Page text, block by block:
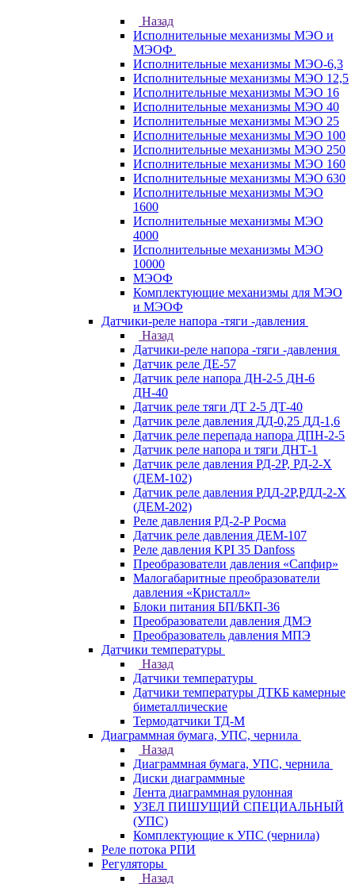
Назад
Исполнительные механизмы МЭО и
МЭОФ
Исполнительные механизмы МЭО-6,3
Исполнительные механизмы МЭО 12,5
Исполнительные механизмы МЭО 16
Исполнительные механизмы МЭО 40
Исполнительные механизмы МЭО 25
Исполнительные механизмы МЭО 100
Исполнительные механизмы МЭО 250
Исполнительные механизмы МЭО 160
Исполнительные механизмы МЭО 630
Исполнительные механизмы МЭО
1600
Исполнительные механизмы МЭО
4000
Исполнительные механизмы МЭО
10000
МЭОФ
Комплектующие механизмы для МЭО
и МЭОФ
Датчики-реле напора -тяги -давления
Назад
Датчики-реле напора -тяги -давления
Датчик реле ДЕ-57
Датчик реле напора ДН-2-5 ДН-6
ДН-40
Датчик реле тяги ДТ 2-5 ДТ-40
Датчик реле давления ДД-0,25 ДД-1,6
Датчик реле перепада напора ДПН-2-5
Датчик реле напора и тяги ДНТ-1
Датчик реле давления РД-2Р, РД-2-Х
(ДЕМ-102)
Датчик реле давления РДД-2Р,РДД-2-Х
(ДЕМ-202)
Реле давления РД-2-Р Росма
Датчик реле давления ДЕМ-107
Реле давления KPI 35 Danfoss
Преобразователи давления «Сапфир»
Малогабаритные преобразователи
давления «Кристалл»
Блоки питания БП/БКП-36
Преобразователи давления ДМЭ
Преобразователь давления МПЭ
Датчики температуры
Назад
Датчики температуры
Датчики температуры ДТКБ камерные
биметаллические
Термодатчики ТД-М
Диаграммная бумага, УПС, чернила
Назад
Диаграммная бумага, УПС, чернила
Диски диаграммные
Лента диаграммная рулонная
УЗЕЛ ПИШУЩИЙ СПЕЦИАЛЬНЫЙ
(УПС)
Комплектующие к УПС (чернила)
Реле потока РПИ
Регуляторы
Назад